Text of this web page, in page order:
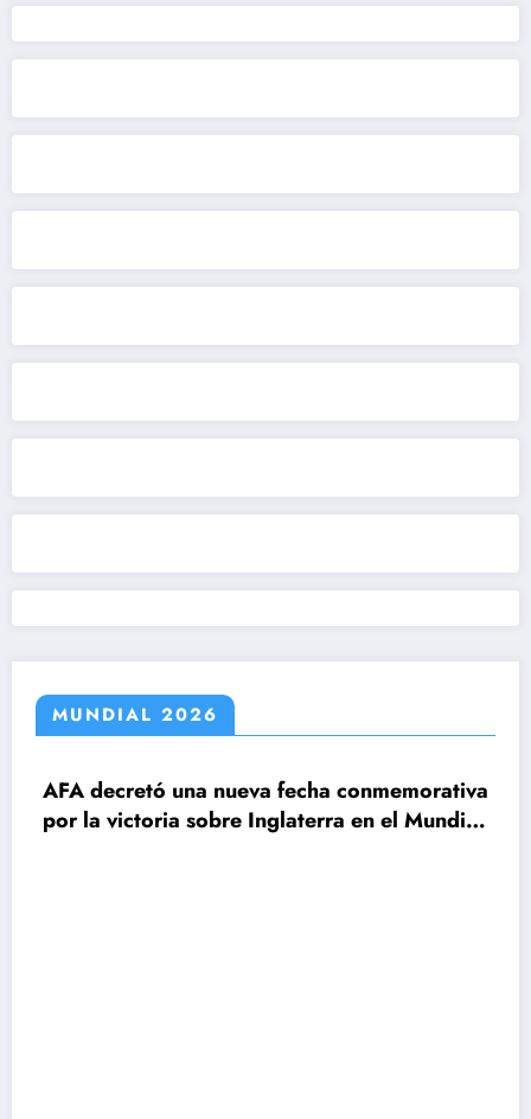
MUNDIAL 2026
decretó una nueva fecha conmemorativa
la victoria sobre Inglaterra en el Mundial